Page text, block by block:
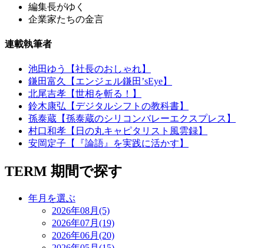
編集長がゆく
企業家たちの金言
連載執筆者
池田ゆう【社長のおしゃれ】
鎌田富久【エンジェル鎌田’sEye】
北尾吉孝【世相を斬る！】
鈴木康弘【デジタルシフトの教科書】
孫泰蔵【孫泰蔵のシリコンバレーエクスプレス】
村口和孝【日の丸キャピタリスト風雲録】
安岡定子【『論語』を実践に活かす】
TERM 期間で探す
年月を選ぶ
2026年08月(5)
2026年07月(19)
2026年06月(20)